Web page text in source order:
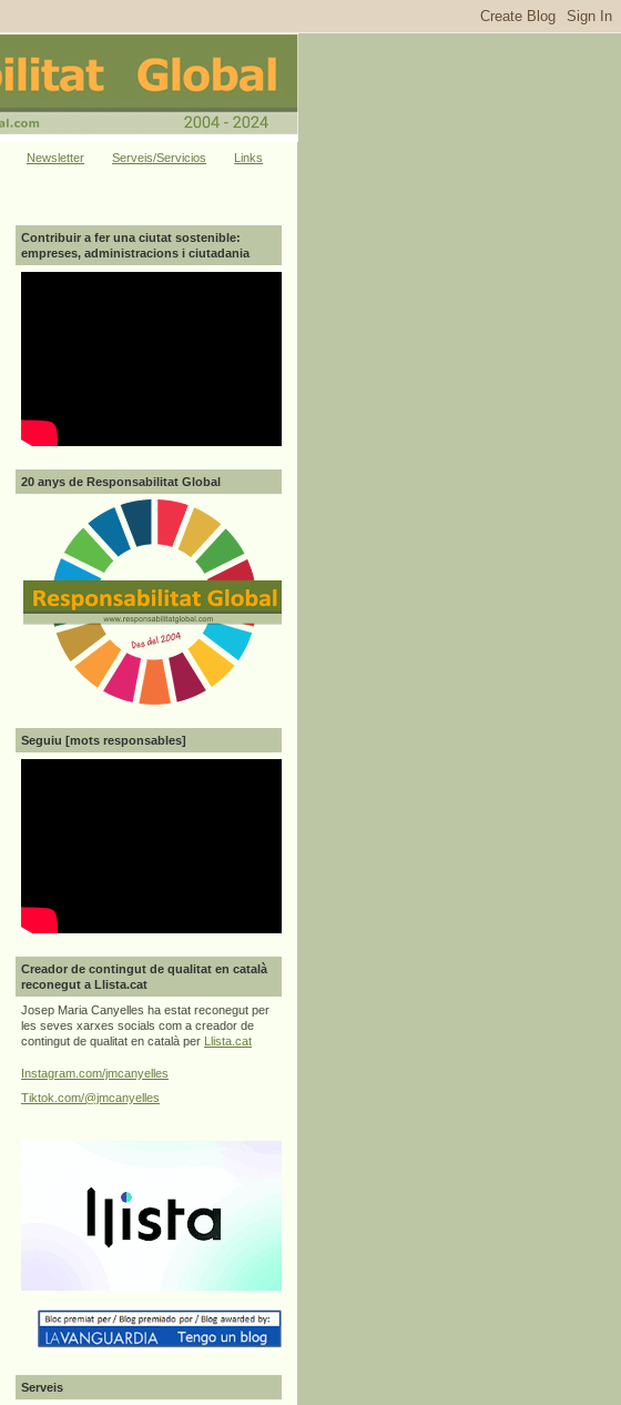
Newsletter Serveis/Servicios Links
Contribuir a fer una ciutat sostenible:
empreses, administracions i ciutadania
20 anys de Responsabilitat Global
Seguiu [mots responsables]
Creador de contingut de qualitat en català
reconegut a Llista.cat
Josep Maria Canyelles ha estat reconegut per
les seves xarxes socials com a creador de
contingut de qualitat en català per
Llista.cat
Instagram.com/jmcanyelles
Tiktok.com/@jmcanyelles
Serveis